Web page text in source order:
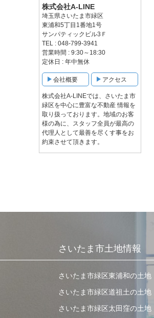
株式会社A-LINE
埼玉県さいたま市緑区
東浦和5丁目1番地1号
サンパティックビル3Ｆ
TEL : 048-799-3941
営業時間 : 9:30～18:30
定休日 : 年中無休
会社概要 アクセス
株式会社A-LINEでは、さいたま市
緑区を中心に豊富な不動産 情報を
取り扱っております。地域のお客
様の為に、スタッフ全員が最高の
代理人として最善を尽くす事をお
約束させて頂きます。
さいたま市土地情報
さいたま市緑区東浦和の土地
さいたま市緑区道祖土の土地
さいたま市緑区太田窪の土地